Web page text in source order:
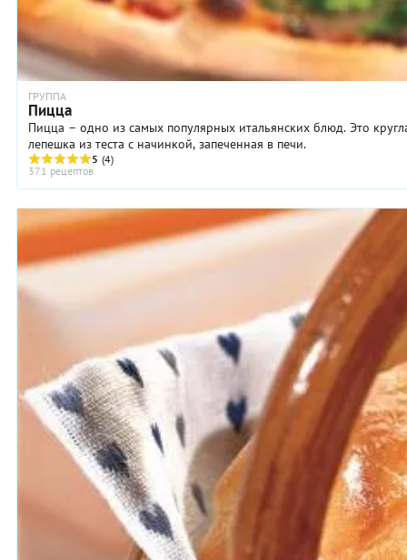
ГРУППА
Пицца
Пицца – одно из самых популярных итальянских блюд. Это
лепешка из теста с начинкой, запеченная в печи.
5 (4)
371 рецептов